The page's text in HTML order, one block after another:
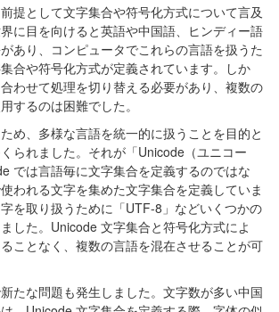
提として文字集合や符号化方式について言及
に目を向けると英語や中国語、ヒンディー語
あり、コンピュータでこれらの言語を扱うた
合や符号化方式が定義されています。しか
わせて処理を切り替える必要があり、複数の
するのは困難でした。
め、多様な言語を統一的に扱うことを目的と
られました。それが「Unicode（ユニコー
では言語毎に文字集合を定義するのではな
われる文字を集めた文字集合を定義していま
を取り扱うために「UTF-8」などいくつかの
した。Unicode 文字集合と符号化方式によ
ことなく、複数の言語を混在させることが可
たな問題も発生しました。文字数が多い中国